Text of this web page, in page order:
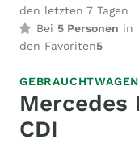
den letzten 7 Tagen
Bei 5 Personen in
den Favoriten5
Mercedes
CDI